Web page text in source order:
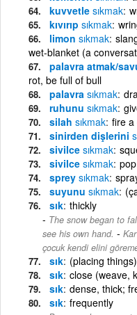
kuvvetle sıkmak
kıvırıp sıkmak
limon sıkmak
wet-blanket (a
palavra atmak/
rot, be full of bull
palavra sıkmak
ruhunu sıkmak
silah sıkmak fire a
sinirden dişlerini
sivilce sıkmak
sivilce sıkmak
sprey sıkmak
suyunu sıkmak
sık thickly
The snow began to
see his own hand. -
çocuk kendi elini
sık (placing
sık close (weave,
sık dense, thick;
sık frequently